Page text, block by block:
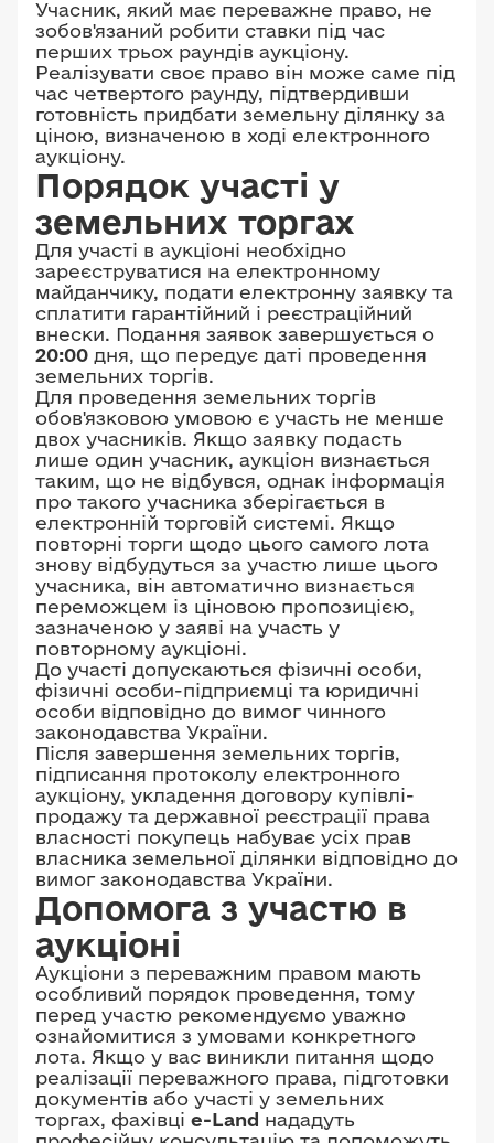
Учасник, який має переважне право, не
зобов'язаний робити ставки під час
перших трьох раундів аукціону.
Реалізувати своє право він може саме під
час четвертого раунду, підтвердивши
готовність придбати земельну ділянку за
ціною, визначеною в ході електронного
аукціону.
Порядок участі у
земельних торгах
Для участі в аукціоні необхідно
зареєструватися на електронному
майданчику, подати електронну заявку та
сплатити гарантійний і реєстраційний
внески. Подання заявок завершується о
20:00 дня, що передує даті проведення
земельних торгів.
Для проведення земельних торгів
обов'язковою умовою є участь не менше
двох учасників. Якщо заявку подасть
лише один учасник, аукціон визнається
таким, що не відбувся, однак інформація
про такого учасника зберігається в
електронній торговій системі. Якщо
повторні торги щодо цього самого лота
знову відбудуться за участю лише цього
учасника, він автоматично визнається
переможцем із ціновою пропозицією,
зазначеною у заяві на участь у
повторному аукціоні.
До участі допускаються фізичні особи,
фізичні особи-підприємці та юридичні
особи відповідно до вимог чинного
законодавства України.
Після завершення земельних торгів,
підписання протоколу електронного
аукціону, укладення договору купівлі-
продажу та державної реєстрації права
власності покупець набуває усіх прав
власника земельної ділянки відповідно до
вимог законодавства України.
Допомога з участю в
аукціоні
Аукціони з переважним правом мають
особливий порядок проведення, тому
перед участю рекомендуємо уважно
ознайомитися з умовами конкретного
лота. Якщо у вас виникли питання щодо
реалізації переважного права, підготовки
документів або участі у земельних
торгах, фахівці e-Land нададуть